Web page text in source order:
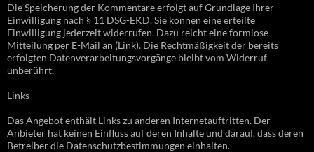
Die Speicherung der Kommentare erfolgt auf Grundlage Ihrer
Einwilligung nach § 11 DSG-EKD. Sie können eine erteilte
Einwilligung jederzeit widerrufen. Dazu reicht eine formlose
Mitteilung per E-Mail an (Link). Die Rechtmäßigkeit der bereits
erfolgten Datenverarbeitungsvorgänge bleibt vom Widerruf
unberührt.
Links
Das Angebot enthält Links zu anderen Internetauftritten. Der
Anbieter hat keinen Einfluss auf deren Inhalte und darauf, dass deren
Betreiber die Datenschutzbestimmungen einhalten.